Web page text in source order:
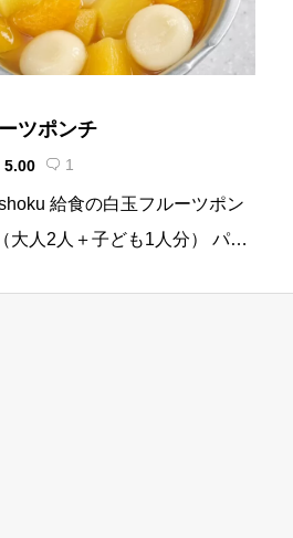
ツポンチ
5.00  1
給食の白玉フルーツポン
大人2人＋子ども1人分） パイ